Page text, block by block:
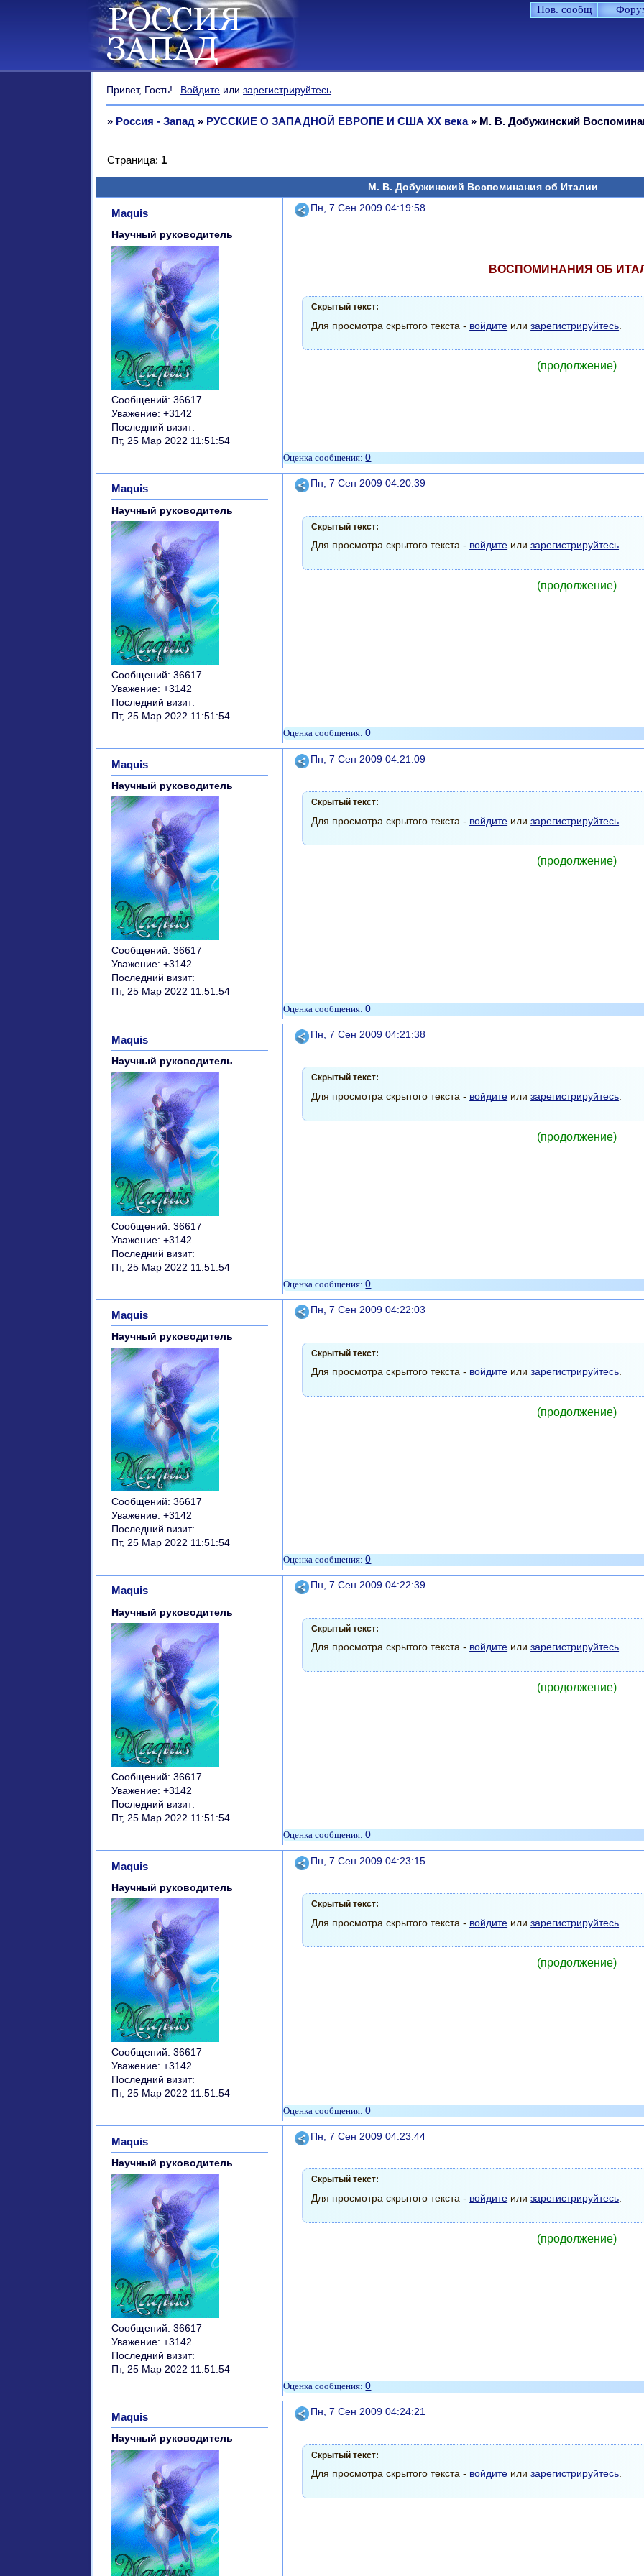
Нов. сообщ
Привет, Гость! Войдите илизарегистрируйтесь.
» Россия - Запад » РУССКИЕ О ЗАПАДНОЙ ЕВРОПЕ И США XX века » М. В. Добужинский
М. В. Добужинский Воспоминания об Италии
Страница: 1
Поделиться
Пн, 7 Сен 2009 04:19:58
Maquis
Научный руководитель
Сообщений: 36617
Уважение: +3142
Последний визит:
Пт, 25 Мар 2022 11:51:54
ВОСПОМИНАНИЯ ОБ
Скрытый текст:
Для просмотра скрытого текста - войдите илизарегистрируйтесь
(продолжение)
0
Поделиться
Пн, 7 Сен 2009 04:20:39
Maquis
Научный руководитель
Сообщений: 36617
Уважение: +3142
Последний визит:
Пт, 25 Мар 2022 11:51:54
Скрытый текст:
Для просмотра скрытого текста - войдите илизарегистрируйтесь.
(продолжение)
0
Поделиться
Пн, 7 Сен 2009 04:21:09
Maquis
Научный руководитель
Сообщений: 36617
Уважение: +3142
Последний визит:
Пт, 25 Мар 2022 11:51:54
Скрытый текст:
Для просмотра скрытого текста - войдите илизарегистрируйтесь
(продолжение)
0
Поделиться
Пн, 7 Сен 2009 04:21:38
Maquis
Научный руководитель
Сообщений: 36617
Уважение: +3142
Последний визит:
Пт, 25 Мар 2022 11:51:54
Скрытый текст:
Для просмотра скрытого текста - войдите илизарегистрируйтесь
(продолжение)
0
Поделиться
Пн, 7 Сен 2009 04:22:03
Maquis
Научный руководитель
Сообщений: 36617
Уважение: +3142
Последний визит:
Пт, 25 Мар 2022 11:51:54
Скрытый текст:
Для просмотра скрытого текста - войдите илизарегистрируйтесь
(продолжение)
0
Поделиться
Пн, 7 Сен 2009 04:22:39
Maquis
Научный руководитель
Сообщений: 36617
Уважение: +3142
Последний визит:
Пт, 25 Мар 2022 11:51:54
Скрытый текст:
Для просмотра скрытого текста - войдите илизарегистрируйтесь.
(продолжение)
0
Поделиться
Пн, 7 Сен 2009 04:23:15
Maquis
Научный руководитель
Сообщений: 36617
Уважение: +3142
Последний визит:
Пт, 25 Мар 2022 11:51:54
Скрытый текст:
Для просмотра скрытого текста - войдите илизарегистрируйтесь
(продолжение)
0
Поделиться
Пн, 7 Сен 2009 04:23:44
Maquis
Научный руководитель
Сообщений: 36617
Уважение: +3142
Последний визит:
Пт, 25 Мар 2022 11:51:54
Скрытый текст:
Для просмотра скрытого текста - войдите илизарегистрируйтесь
(продолжение)
0
Поделиться
Пн, 7 Сен 2009 04:24:21
Maquis
Научный руководитель
Скрытый текст:
Для просмотра скрытого текста - войдите илизарегистрируйтесь